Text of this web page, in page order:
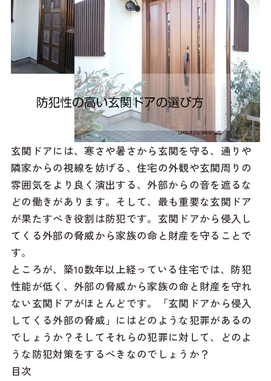
玄関ドアには、寒さや暑さから玄関を守る、通りや
隣家からの視線を妨げる、住宅の外観や玄関周りの
雰囲気をより良く演出する、外部からの音を遮るな
どの働きがあります。そして、最も重要な玄関ドア
が果たすべき役割は防犯です。玄関ドアから侵入し
てくる外部の脅威から家族の命と財産を守ることで
す。
ところが、築10数年以上経っている住宅では、防犯
性能が低く、外部の脅威から家族の命と財産を守れ
ない玄関ドアがほとんどです。「玄関ドアから侵入
してくる外部の脅威」にはどのような犯罪があるの
でしょうか？そしてそれらの犯罪に対して、どのよ
うな防犯対策をするべきなのでしょうか？
目次